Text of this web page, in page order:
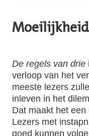
Moeilijkheid
De regels van drie
verloop van het
meeste lezers
inleven in het
Dat maakt het
Lezers met
goed kunnen